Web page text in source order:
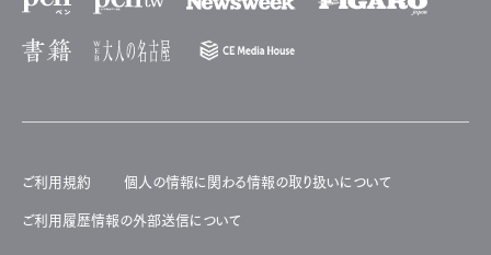
ご利用規約 個人の情報に関わる情報の取り扱いについて
ご利用履歴情報の外部送信について